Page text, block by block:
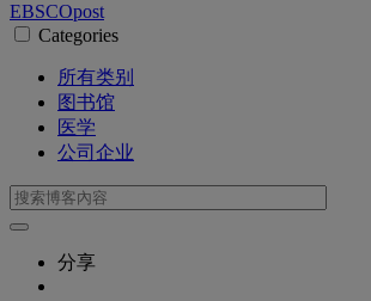
EBSCOpost
Categories
所有类别
图书馆
医学
公司企业
分享